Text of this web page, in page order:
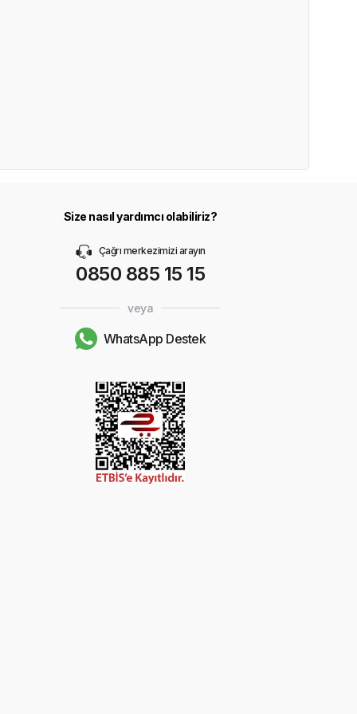
Size nasıl yardımcı olabiliriz?
Çağrı merkezimizi arayın
0850 885 15 15
veya
WhatsApp Destek